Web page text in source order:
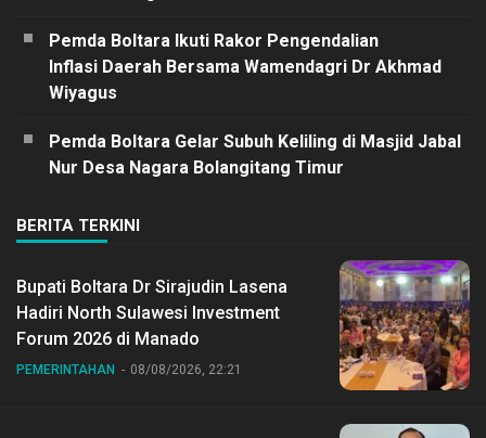
Pemda Boltara Ikuti Rakor Pengendalian
Inflasi Daerah Bersama Wamendagri Dr Akhmad
Wiyagus
Pemda Boltara Gelar Subuh Keliling di Masjid Jabal
Nur Desa Nagara Bolangitang Timur
BERITA TERKINI
Bupati Boltara Dr Sirajudin Lasena
Hadiri North Sulawesi Investment
Forum 2026 di Manado
PEMERINTAHAN 08/08/2026, 22:21